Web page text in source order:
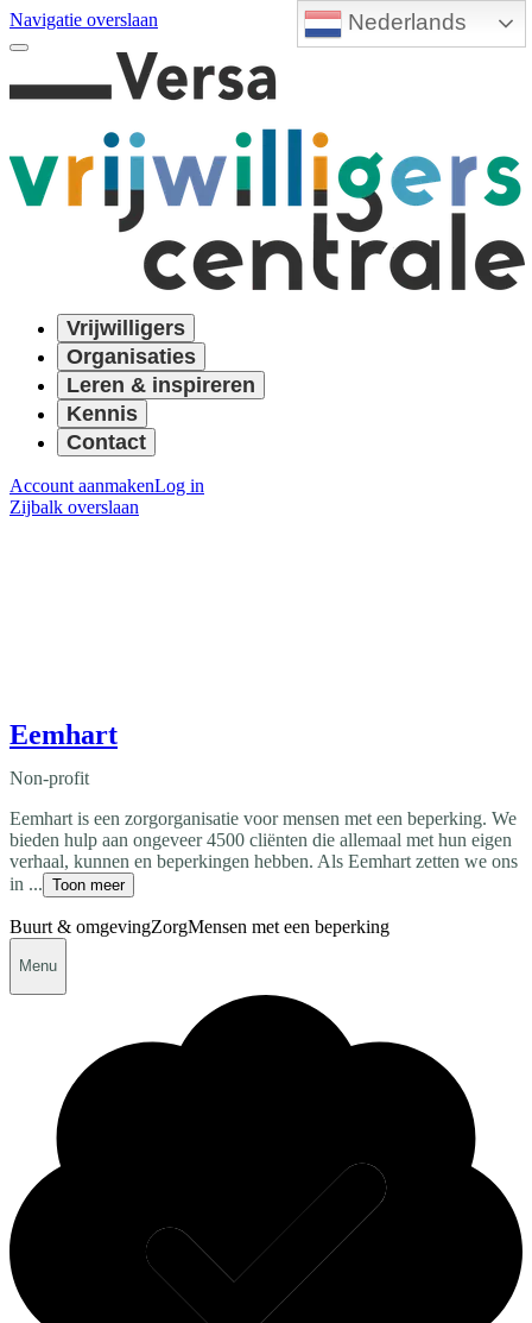
Nederlands
Navigatie overslaan
Vrijwilligers
Organisaties
Leren & inspireren
Kennis
Contact
Account aanmakenLog in
Zijbalk overslaan
Eemhart
Non-profit
Eemhart is een zorgorganisatie voor mensen met een beperking. We
bieden hulp aan ongeveer 4500 cliënten die allemaal met hun eigen
verhaal, kunnen en beperkingen hebben. Als Eemhart zetten we ons
in ... Toon meer
Buurt & omgevingZorgMensen met een beperking
Menu